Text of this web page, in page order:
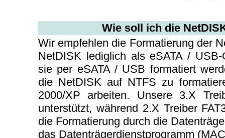
Wie soll ich die
Wir empfehlen die Formatierung der
NetDISK lediglich als eSATA /
sie per eSATA / USB formatiert
die NetDISK auf NTFS zu
2000/XP arbeiten. Unsere 3.X
unterstützt, während 2.X Treiber
die Formatierung durch die
das Datenträgerdienstprogramm